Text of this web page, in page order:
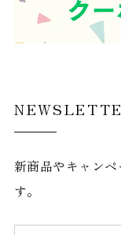
新商品やキャン
す。